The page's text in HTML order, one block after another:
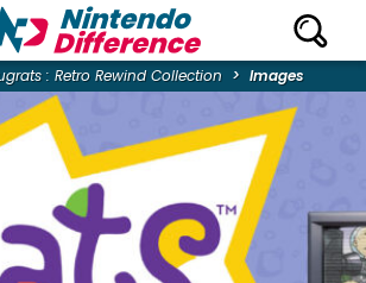
: Retro Rewind Collection Images